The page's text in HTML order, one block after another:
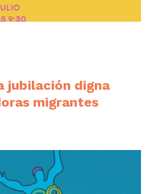
jubilación digna
migrantes